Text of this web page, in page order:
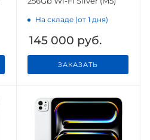
На складе (от 1 дня)
145 000 руб.
ЗАКАЗАТЬ